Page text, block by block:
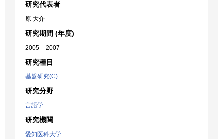
研究代表者
原 大介
研究期間 (年度)
2005 – 2007
研究種目
基盤研究(C)
研究分野
言語学
研究機関
愛知医科大学